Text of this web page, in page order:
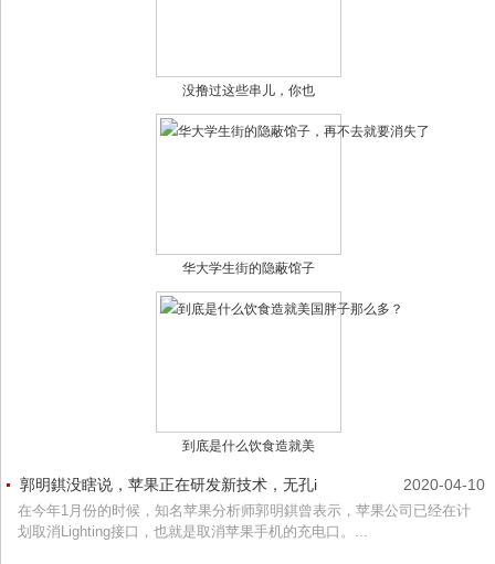
没撸过这些串儿，你也
华大学生街的隐蔽馆子
到底是什么饮食造就美
2020-04-10
郭明錤没瞎说，苹果正在研发新技术，无孔i
在今年1月份的时候，知名苹果分析师郭明錤曾表示，苹果公司已经在计
划取消Lighting接口，也就是取消苹果手机的充电口。...